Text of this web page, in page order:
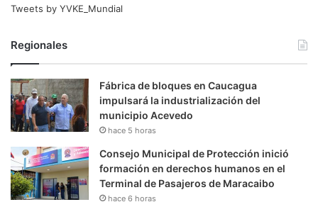
Tweets by YVKE_Mundial
Regionales
Fábrica de bloques en Caucagua
impulsará la industrialización del
municipio Acevedo
hace 5 horas
Consejo Municipal de Protección inició
formación en derechos humanos en el
Terminal de Pasajeros de Maracaibo
hace 6 horas